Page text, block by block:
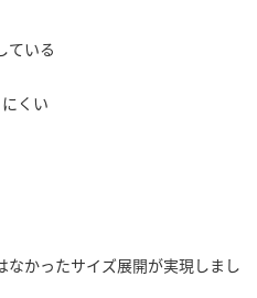
ている
くい
かったサイズ展開が実現しまし